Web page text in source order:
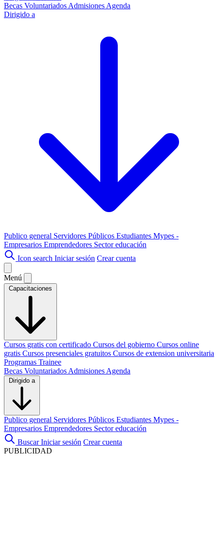
Becas Voluntariados Admisiones Agenda
Dirigido a
Publico general Servidores Públicos Estudiantes Mypes -
Empresarios Emprendedores Sector educación
Icon search Iniciar sesión Crear cuenta
Menú
Capacitaciones
Cursos gratis con certificado Cursos del gobierno Cursos online
gratis Cursos presenciales gratuitos Cursos de extension universitaria
Programas Trainee
Becas Voluntariados Admisiones Agenda
Dirigido a
Publico general Servidores Públicos Estudiantes Mypes -
Empresarios Emprendedores Sector educación
Buscar Iniciar sesión Crear cuenta
PUBLICIDAD